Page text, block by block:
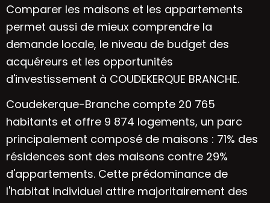
Comparer les maisons et les appartements
permet aussi de mieux comprendre la
demande locale, le niveau de budget des
acquéreurs et les opportunités
d'investissement à COUDEKERQUE BRANCHE.
Coudekerque-Branche compte 20 765
habitants et offre 9 874 logements, un parc
principalement composé de maisons : 71% des
résidences sont des maisons contre 29%
d'appartements. Cette prédominance de
l'habitat individuel attire majoritairement des